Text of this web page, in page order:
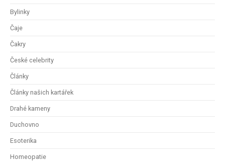
Bylinky
Čaje
Čakry
České celebrity
Články
Články našich kartářek
Drahé kameny
Duchovno
Esoterika
Homeopatie